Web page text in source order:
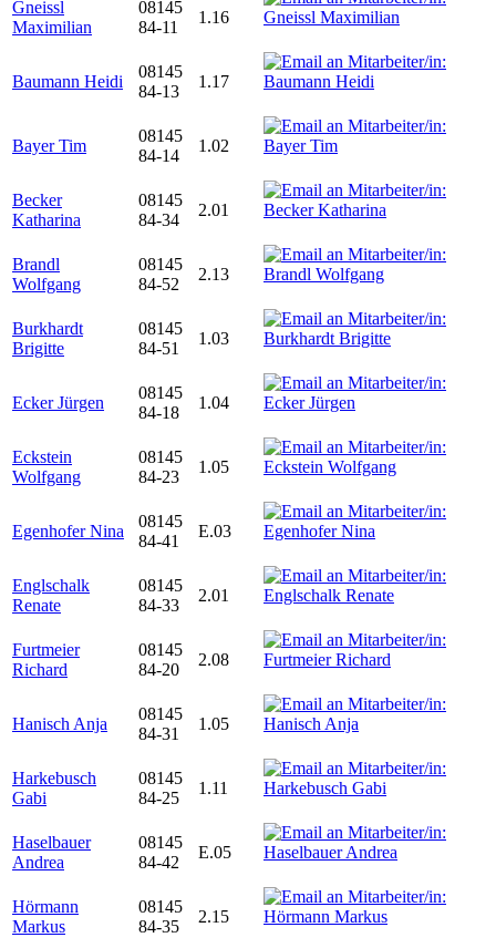
Gneissl
Maximilian
08145
84-11
1.16
Baumann Heidi
08145
84-13
1.17
Bayer Tim
08145
84-14
1.02
Becker
Katharina
08145
84-34
2.01
Brandl
Wolfgang
08145
84-52
2.13
Burkhardt
Brigitte
08145
84-51
1.03
Ecker Jürgen
08145
84-18
1.04
Eckstein
Wolfgang
08145
84-23
1.05
Egenhofer Nina
08145
84-41
E.03
Englschalk
Renate
08145
84-33
2.01
Furtmeier
Richard
08145
84-20
2.08
Hanisch Anja
08145
84-31
1.05
Harkebusch
Gabi
08145
84-25
1.11
Haselbauer
Andrea
08145
84-42
E.05
Hörmann
Markus
08145
84-35
2.15